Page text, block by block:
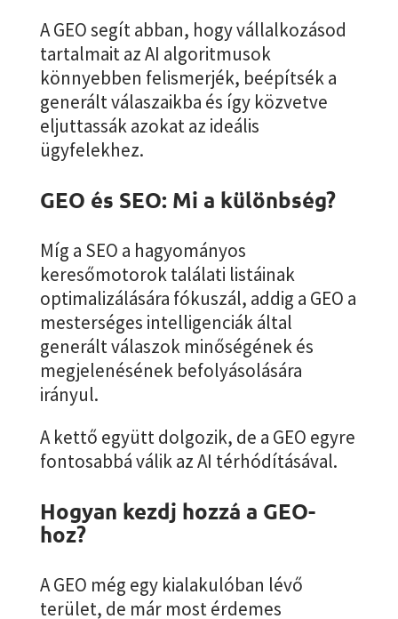
A GEO segít abban, hogy vállalkozásod
tartalmait az AI algoritmusok
könnyebben felismerjék, beépítsék a
generált válaszaikba és így közvetve
eljuttassák azokat az ideális
ügyfelekhez.
GEO és SEO: Mi a különbség?
Míg a SEO a hagyományos
keresőmotorok találati listáinak
optimalizálására fókuszál, addig a GEO a
mesterséges intelligenciák által
generált válaszok minőségének és
megjelenésének befolyásolására
irányul.
A kettő együtt dolgozik, de a GEO egyre
fontosabbá válik az AI térhódításával.
Hogyan kezdj hozzá a GEO-
hoz?
A GEO még egy kialakulóban lévő
terület, de már most érdemes